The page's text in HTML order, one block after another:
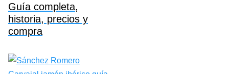
Guía completa,
historia, precios y
compra